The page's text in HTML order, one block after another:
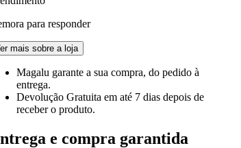
para responder
mais sobre a loja
Magalu garante a sua compra, do pedido à
entrega.
Devolução Gratuita em até 7 dias depois de
receber o produto.
e compra garantida